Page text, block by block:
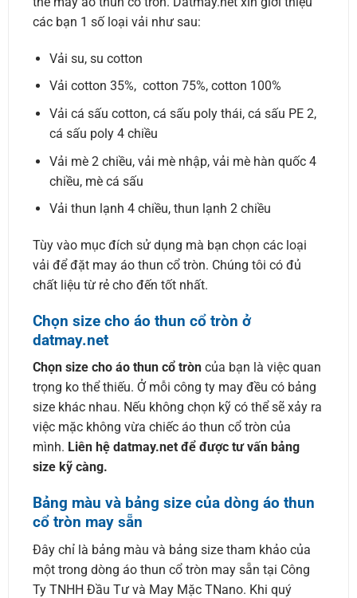
các bạn 1 số loại vải như sau:
Vải su, su cotton
Vải cotton 35%, cotton 75%, cotton 100%
Vải cá sấu cotton, cá sấu poly thái, cá sấu PE 2,
cá sấu poly 4 chiều
Vải mè 2 chiều, vải mè nhập, vải mè hàn quốc 4
chiều, mè cá sấu
Vải thun lạnh 4 chiều, thun lạnh 2 chiều
Tùy vào mục đích sử dụng mà bạn chọn các loại
vải để đặt may áo thun cổ tròn. Chúng tôi có đủ
chất liệu từ rẻ cho đến tốt nhất.
Chọn size cho áo thun cổ tròn ở
datmay.net
Chọn size cho áo thun cổ tròn của bạn là việc quan
trọng ko thể thiếu. Ở mỗi công ty may đều có bảng
size khác nhau. Nếu không chọn kỹ có thể sẽ xảy ra
việc mặc không vừa chiếc áo thun cổ tròn của
mình. Liên hệ datmay.net để được tư vấn bảng
size kỹ càng.
Bảng màu và bảng size của dòng áo thun
cổ tròn may sẵn
Đây chỉ là bảng màu và bảng size tham khảo của
một trong dòng áo thun cổ tròn may sẵn tại Công
Ty TNHH Đầu Tư và May Mặc TNano. Khi quý